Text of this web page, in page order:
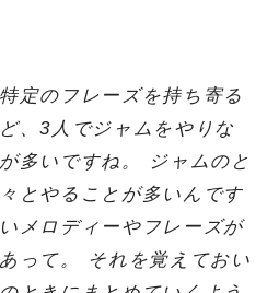
定のフレーズを持ち寄る
、3人でジャムをやりな
多いですね。 ジャムのと
とやることが多いんです
メロディーやフレーズが
って。 それを覚えておい